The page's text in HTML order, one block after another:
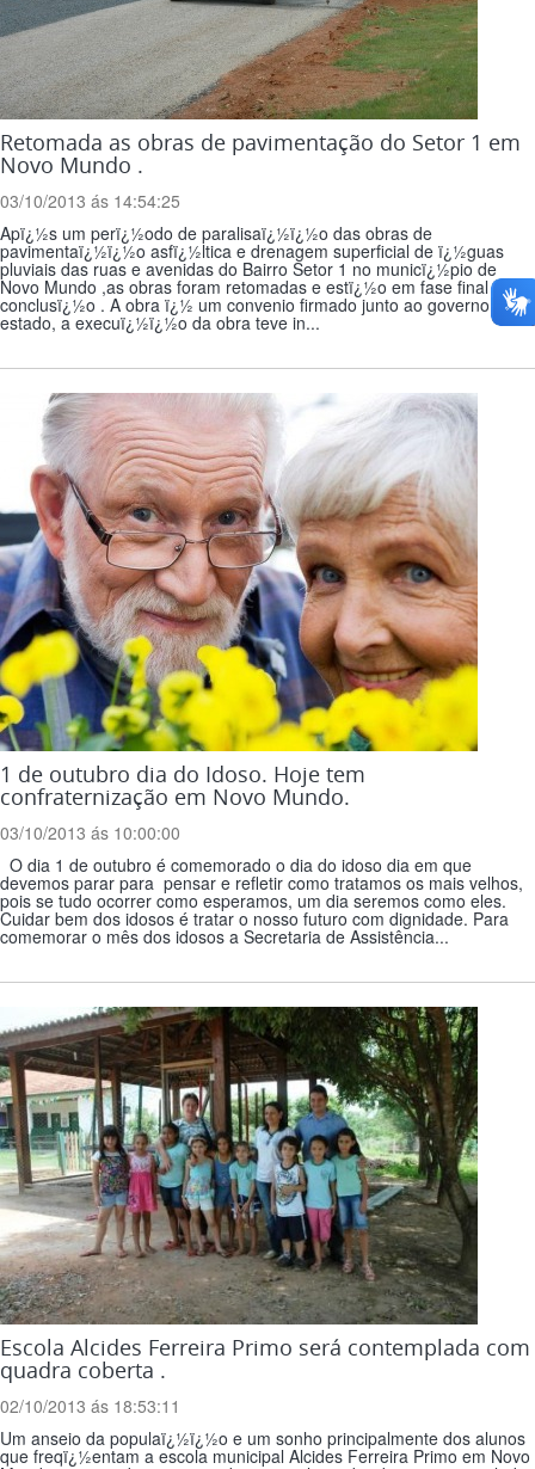
Retomada as obras de pavimentação do Setor 1 em
Novo Mundo .
03/10/2013 ás 14:54:25
Apï¿½s um perï¿½odo de paralisaï¿½ï¿½o das obras de
pavimentaï¿½ï¿½o asfï¿½ltica e drenagem superficial de ï¿½guas
pluviais das ruas e avenidas do Bairro Setor 1 no municï¿½pio de
Novo Mundo ,as obras foram retomadas e estï¿½o em fase final de
conclusï¿½o . A obra ï¿½ um convenio firmado junto ao governo do
estado, a execuï¿½ï¿½o da obra teve in...
1 de outubro dia do Idoso. Hoje tem
confraternização em Novo Mundo.
03/10/2013 ás 10:00:00
O dia 1 de outubro é comemorado o dia do idoso dia em que
devemos parar para pensar e refletir como tratamos os mais velhos,
pois se tudo ocorrer como esperamos, um dia seremos como eles.
Cuidar bem dos idosos é tratar o nosso futuro com dignidade. Para
comemorar o mês dos idosos a Secretaria de Assistência...
Escola Alcides Ferreira Primo será contemplada com
quadra coberta .
02/10/2013 ás 18:53:11
Um anseio da populaï¿½ï¿½o e um sonho principalmente dos alunos
que freqï¿½entam a escola municipal Alcides Ferreira Primo em Novo